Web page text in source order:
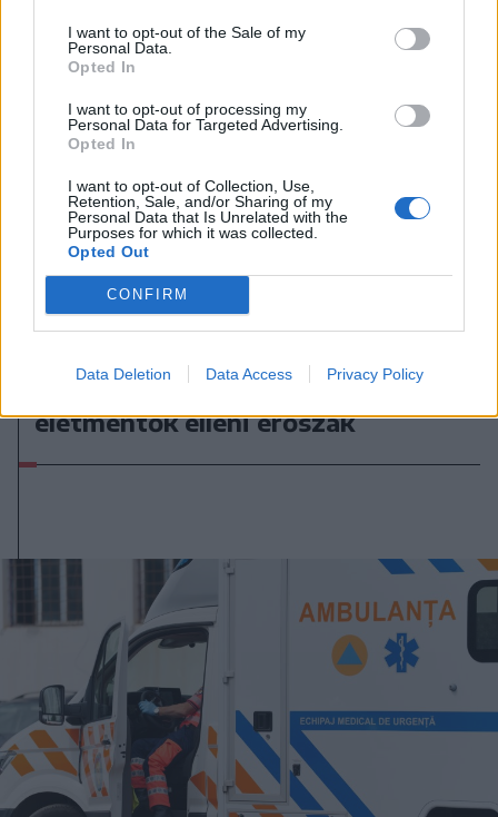
I want to opt-out of the Sale of my
Personal Data.
Opted In
I want to opt-out of processing my
Personal Data for Targeted Advertising.
Opted In
I want to opt-out of Collection, Use,
Retention, Sale, and/or Sharing of my
Personal Data that Is Unrelated with the
Purposes for which it was collected.
Opted Out
CONFIRM
Data Deletion Data Access Privacy Policy
Raed Arafat: elfogadhatatlan az
életmentők elleni erőszak